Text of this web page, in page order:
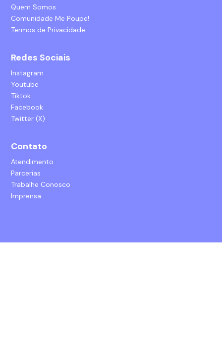
Quem Somos
Comunidade Me Poupe!
Termos de Privacidade
Redes Sociais
Instagram
Youtube
Tiktok
Facebook
Twitter (X)
Contato
Atendimento
Parcerias
Trabalhe Conosco
Imprensa